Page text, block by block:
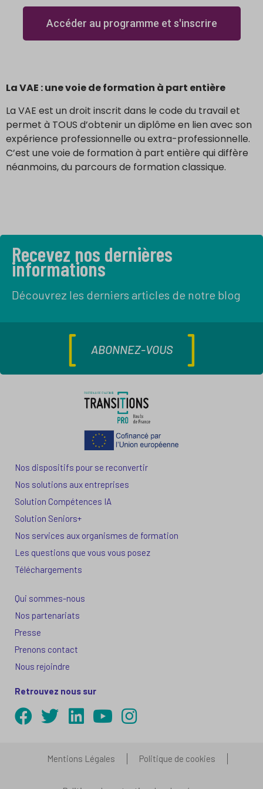
Accéder au programme et s'inscrire
La VAE : une voie de formation à part entière
La VAE est un droit inscrit dans le code du travail et
permet à TOUS d’obtenir un diplôme en lien avec son
expérience professionnelle ou extra-professionnelle.
C’est une voie de formation à part entière qui diffère
néanmoins, du parcours de formation classique.
Recevez nos dernières
informations
Découvrez les derniers articles de notre blog
ABONNEZ-VOUS
Nos dispositifs pour se reconvertir
Nos solutions aux entreprises
Solution Compétences IA
Solution Seniors+
Nos services aux organismes de formation
Les questions que vous vous posez
Téléchargements
Qui sommes-nous
Nos partenariats
Presse
Prenons contact
Nous rejoindre
Retrouvez nous sur
Mentions Légales Politique de cookies